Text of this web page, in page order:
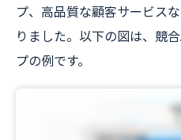
プ、高品質な顧客サービス
りました。以下の図は、競
プの例です。